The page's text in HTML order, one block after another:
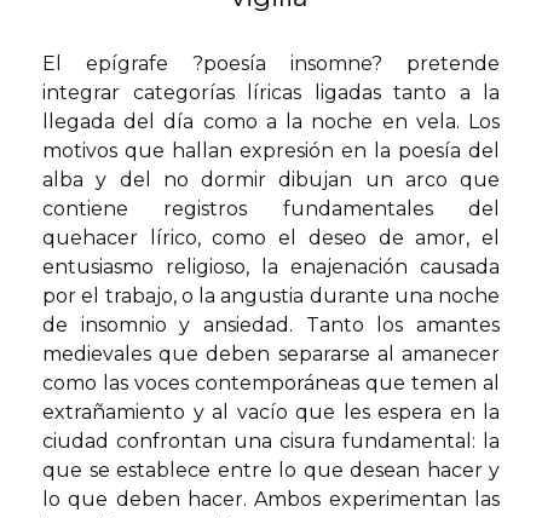
El epígrafe ?poesía insomne? pretende
integrar categorías líricas ligadas tanto a la
llegada del día como a la noche en vela. Los
motivos que hallan expresión en la poesía del
alba y del no dormir dibujan un arco que
contiene registros fundamentales del
quehacer lírico, como el deseo de amor, el
entusiasmo religioso, la enajenación causada
por el trabajo, o la angustia durante una noche
de insomnio y ansiedad. Tanto los amantes
medievales que deben separarse al amanecer
como las voces contemporáneas que temen al
extrañamiento y al vacío que les espera en la
ciudad confrontan una cisura fundamental: la
que se establece entre lo que desean hacer y
lo que deben hacer. Ambos experimentan las